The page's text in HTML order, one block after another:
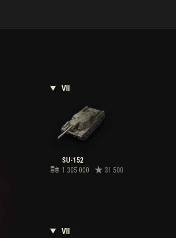
SU-152
1 305 000
31 500
VII
VII